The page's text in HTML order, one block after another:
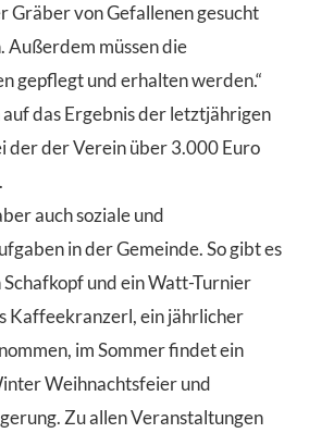
Gräber von Gefallenen gesucht
Außerdem müssen die
gepflegt und erhalten werden.“
das Ergebnis der letztjährigen
der der Verein über 3.000 Euro
auch soziale und
in der Gemeinde. So gibt es
und ein Watt-Turnier
Kaffeekranzerl, ein jährlicher
im Sommer findet ein
Weihnachtsfeier und
Zu allen Veranstaltungen